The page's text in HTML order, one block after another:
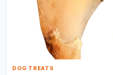
DOG TREATS